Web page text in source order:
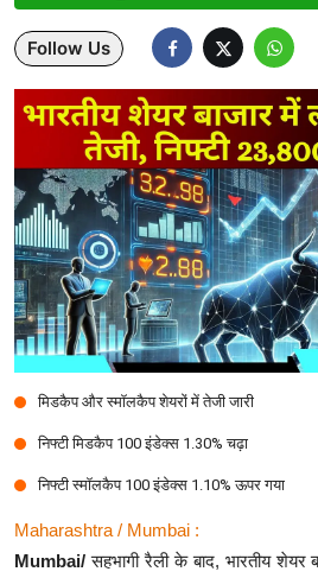
Lifestyle
Health
Development
Career
Literature
Tour & Travel
History Speaks
About Us
Contact Us
Follow Us
मिडकैप और स्मॉलकैप शेयरों में तेजी जारी
निफ्टी मिडकैप 100 इंडेक्स 1.30% चढ़ा
निफ्टी स्मॉलकैप 100 इंडेक्स 1.10% ऊपर गया
Maharashtra / Mumbai :
Mumbai/सहभागी रैली के बाद, भारतीय शेयर